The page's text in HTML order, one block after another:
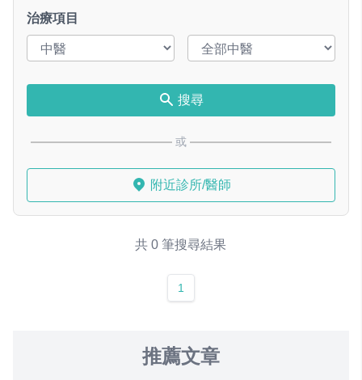
治療項目
搜尋
或
附近診所/醫師
共 0 筆搜尋結果
1
推薦文章